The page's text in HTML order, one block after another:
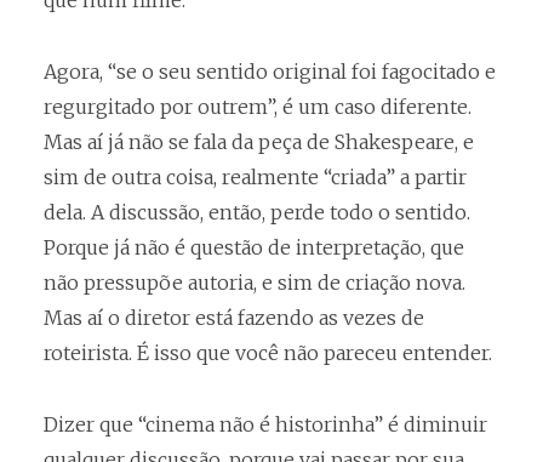
Agora, “se o seu sentido original foi fagocitado e
regurgitado por outrem”, é um caso diferente.
Mas aí já não se fala da peça de Shakespeare, e
sim de outra coisa, realmente “criada” a partir
dela. A discussão, então, perde todo o sentido.
Porque já não é questão de interpretação, que
não pressupõe autoria, e sim de criação nova.
Mas aí o diretor está fazendo as vezes de
roteirista. É isso que você não pareceu entender.
Dizer que “cinema não é historinha” é diminuir